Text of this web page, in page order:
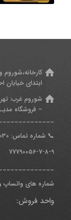
کارخانه،شوروم
ابتدای خیابان
شوروم غرب:
– فروشگاه
📞 شماره تماس: 7
77790056-7-8-9
شماره های واتساپ
واحد فروش: